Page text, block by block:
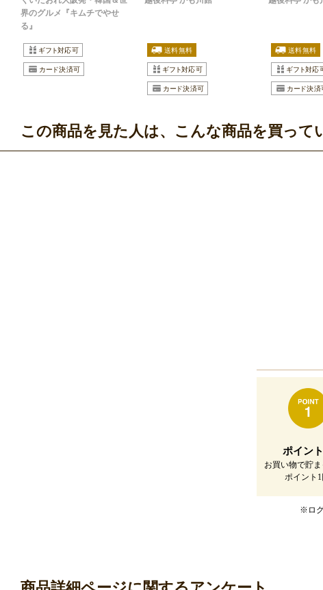
界のグルメ『キムチでやせ
る』
この商品を見た人は、こんな商品を買って
ポイン
お買い物で貯
ポイント
※ロ